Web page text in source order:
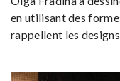
en utilisant des
rappellent les